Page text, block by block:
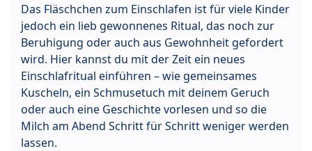
Das Fläschchen zum Einschlafen ist für viele Kinder
jedoch ein lieb gewonnenes Ritual, das noch zur
Beruhigung oder auch aus Gewohnheit gefordert
wird. Hier kannst du mit der Zeit ein neues
Einschlafritual einführen – wie gemeinsames
Kuscheln, ein Schmusetuch mit deinem Geruch
oder auch eine Geschichte vorlesen und so die
Milch am Abend Schritt für Schritt weniger werden
lassen.